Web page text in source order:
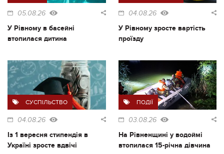
05.08.26
У Рівному в басейні
втопилася дитина
04.08.26
У Рівному зросте вартість
проїзду
СУСПІЛЬСТВО
04.08.26
Із 1 вересня стипендія в
Україні зросте вдвічі
ПОДІЇ
03.08.26
На Рівненщині у водоймі
втопилася 15-річна дівчина